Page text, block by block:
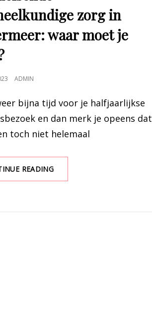
zorg in
waar moet je
ADMIN
bijna tijd voor je halfjaarlijkse
en dan merk je opeens dat
toch niet helemaal
READING
TANDHEELKUNDIGE
ZOETERMEER: